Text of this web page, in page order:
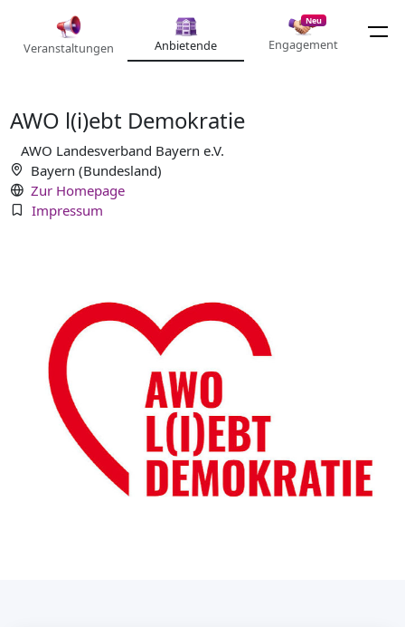
Veranstaltungen Anbietende
Neu
Engagement
AWO l(i)ebt Demokratie
AWO Landesverband Bayern e.V.
Bayern (Bundesland)
Zur Homepage
Impressum